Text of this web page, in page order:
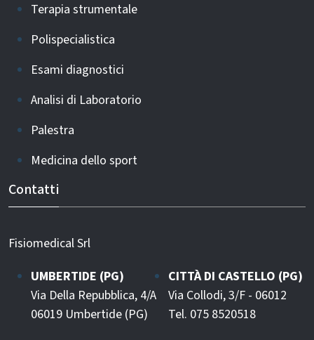
Terapia strumentale
Polispecialistica
Esami diagnostici
Analisi di Laboratorio
Palestra
Medicina dello sport
Contatti
Fisiomedical Srl
UMBERTIDE (PG)
Via Della Repubblica, 4/A
06019 Umbertide (PG)
CITTÀ DI CASTELLO (PG)
Via Collodi, 3/F - 06012
Tel. 075 8520518